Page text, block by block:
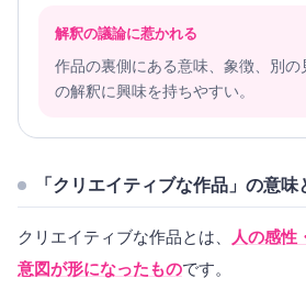
解釈の議論に惹かれる
作品の裏側にある意味、象徴、別の
の解釈に興味を持ちやすい。
「クリエイティブな作品」の意味
クリエイティブな作品とは、
人の感性
意図が形になったものです。